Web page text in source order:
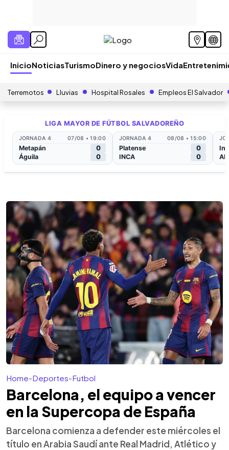
InicioNoticiasTurismoDinero y negociosVida
Terremotos Lluvias Hospital Rosales Empleos El Salvador
Home-Deportes-Futbol
Barcelona, el equipo a vencer
en la Supercopa de España
Barcelona comienza a defender este miércoles el
título en Arabia Saudí ante Real Madrid, Atlético y